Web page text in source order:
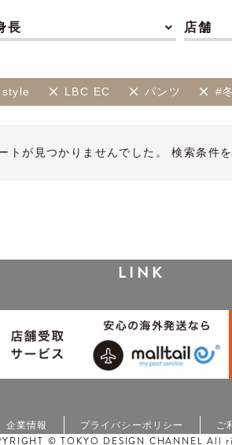
長 店舗
LBC EC パンツ #
トが見つかりませんでした。 検索条件を
LINK
企業情報 プライバシーポリシー ご
© TOKYO DESIGN CHANNEL All